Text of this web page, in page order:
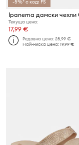
-5%* с код: FS
Текуща цена:
17,99 €
Редовна цена:28,99 €
Най-ниска цена:19,99 €